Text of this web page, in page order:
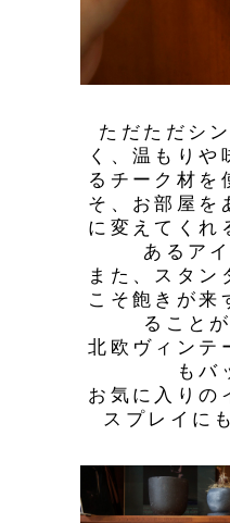
ただただシ
く、温もりや
るチーク材を
そ、お部屋を
に変えてくれ
あるア
また、スタン
こそ飽きが来
ること
北欧ヴィンテ
もバ
お気に入りの
スプレイに